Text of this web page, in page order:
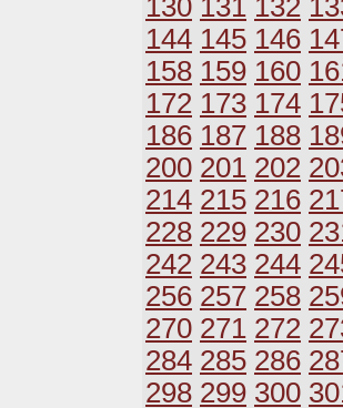
130 131 132
144 145 146
158 159 160
172 173 174
186 187 188
200 201 202
214 215 216
228 229 230
242 243 244
256 257 258
270 271 272
284 285 286
298 299 300